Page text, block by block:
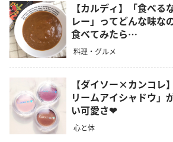
【カルディ】「食べる
レー」ってどんな味な
食べてみたら…
料理・グルメ
【ダイソー×カンコレ
リームアイシャドウ」
い可愛さ❤
心と体